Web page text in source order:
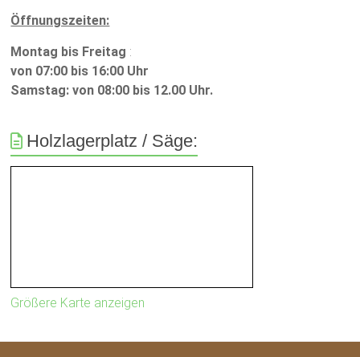
Öffnungszeiten:
Montag bis Freitag :
von 07:00 bis 16:00 Uhr
Samstag: von 08:00 bis 12.00 Uhr.
Holzlagerplatz / Säge:
Größere Karte anzeigen